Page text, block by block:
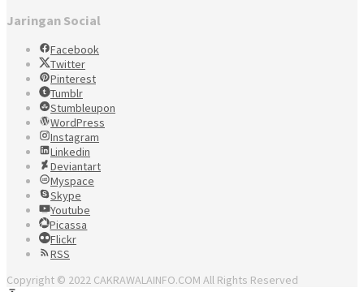
Jaringan Social
Facebook
Twitter
Pinterest
Tumblr
Stumbleupon
WordPress
Instagram
Linkedin
Deviantart
Myspace
Skype
Youtube
Picassa
Flickr
RSS
Copyright © 2022 CAKRAWALAINFO.COM All Rights Reserved